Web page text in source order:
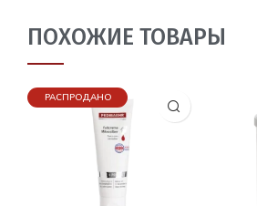
ПОХОЖИЕ ТОВАРЫ
РАСПРОДАНО